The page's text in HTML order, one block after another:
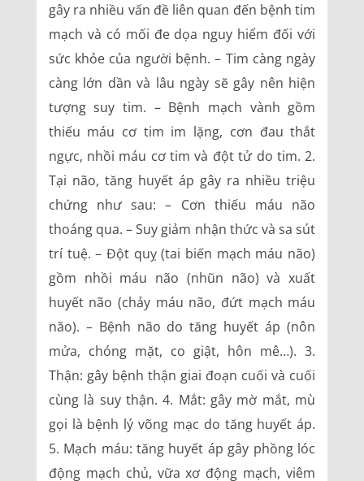
gây ra nhiều vấn đề liên quan đến bệnh tim
mạch và có mối đe dọa nguy hiểm đối với
sức khỏe của người bệnh. – Tim càng ngày
càng lớn dần và lâu ngày sẽ gây nên hiện
tượng suy tim. – Bệnh mạch vành gồm
thiếu máu cơ tim im lặng, cơn đau thắt
ngực, nhồi máu cơ tim và đột tử do tim. 2.
Tại não, tăng huyết áp gây ra nhiều triệu
chứng như sau: – Cơn thiếu máu não
thoáng qua. – Suy giảm nhận thức và sa sút
trí tuệ. – Đột quỵ (tai biến mạch máu não)
gồm nhồi máu não (nhũn não) và xuất
huyết não (chảy máu não, đứt mạch máu
não). – Bệnh não do tăng huyết áp (nôn
mửa, chóng mặt, co giật, hôn mê…). 3.
Thận: gây bệnh thận giai đoạn cuối và cuối
cùng là suy thận. 4. Mắt: gây mờ mắt, mù
gọi là bệnh lý võng mạc do tăng huyết áp.
5. Mạch máu: tăng huyết áp gây phồng lóc
động mạch chủ, vữa xơ động mạch, viêm